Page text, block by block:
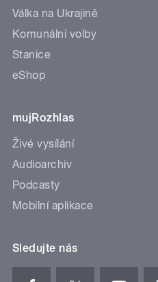
Válka na Ukrajině
Komunální volby
Stanice
eShop
mujRozhlas
Živé vysílání
Audioarchiv
Podcasty
Mobilní aplikace
Sledujte nás